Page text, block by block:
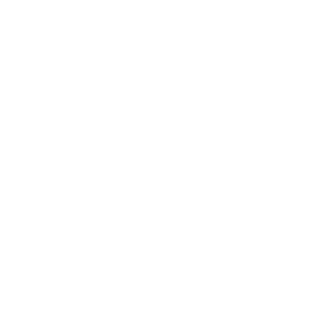
Сотрудничая с нами, в Вашем
инновационные ТЕХНОЛОГИИ,
поставщиками и неоценимый 25-
Мы будем рады разделить наш УСПЕХ
Франшиза UNMOMENTO - это
временем бренд, который прочно
сроки мы обеспечим Вас всем